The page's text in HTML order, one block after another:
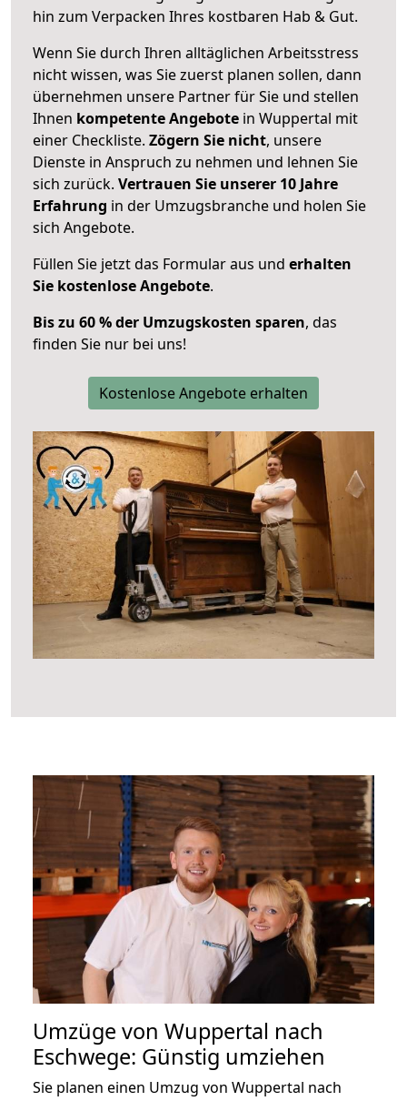
hin zum Verpacken Ihres kostbaren Hab & Gut.
Wenn Sie durch Ihren alltäglichen Arbeitsstress
nicht wissen, was Sie zuerst planen sollen, dann
übernehmen unsere Partner für Sie und stellen
Ihnen kompetente Angebote in Wuppertal mit
einer Checkliste. Zögern Sie nicht, unsere
Dienste in Anspruch zu nehmen und lehnen Sie
sich zurück. Vertrauen Sie unserer 10 Jahre
Erfahrung in der Umzugsbranche und holen Sie
sich Angebote.
Füllen Sie jetzt das Formular aus und erhalten
Sie kostenlose Angebote.
Bis zu 60 % der Umzugskosten sparen, das
finden Sie nur bei uns!
Kostenlose Angebote erhalten
Umzüge von Wuppertal nach
Eschwege: Günstig umziehen
Sie planen einen Umzug von Wuppertal nach